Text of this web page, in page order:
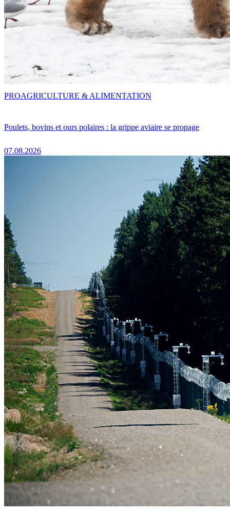
Poulets, bovins et ours polaires : la grippe aviaire se propage
07.08.2026
PROAGRICULTURE & ALIMENTATION